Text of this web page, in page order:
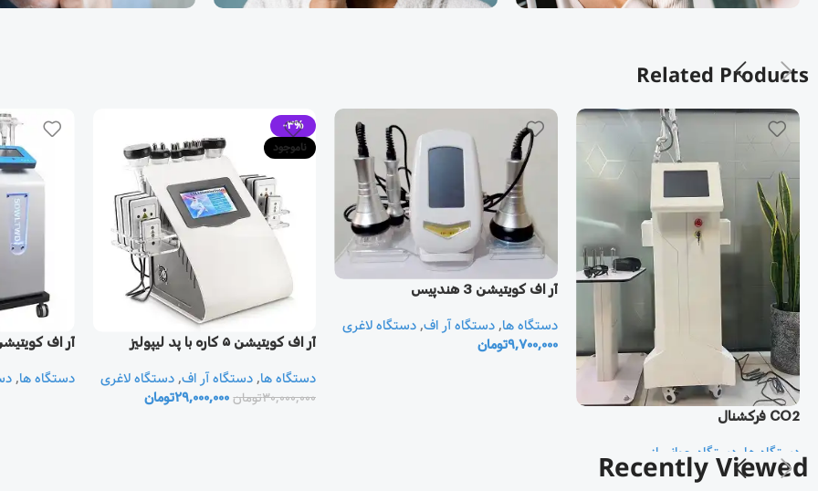
Related Products
CO2 فرکشنال
دستگاه ها ,دستگاه جوانساز
آر اف كويتيشن 3 هندپيس
دستگاه ها,دستگاه آر اف,دستگاه لاغری
9,700,000تومان
-3%
ناموجود
آر اف کویتیشن ۵ کاره با پد لیپولیز
دستگاه ها,دستگاه آر اف,دستگاه لاغری
30,000,000تومان 29,000,000تومان
آر اف کویتیشن ۶
دستگاه ها,
Recently Viewed